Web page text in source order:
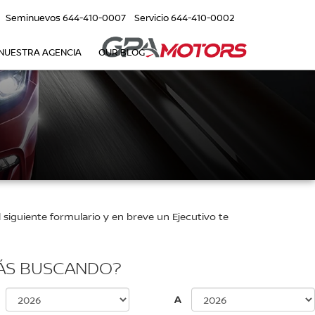
Seminuevos644-410-0007 Servicio644-410-0002
AGENCIA OUR BLOG
formulario y en breve un Ejecutivo te
BUSCANDO?
A